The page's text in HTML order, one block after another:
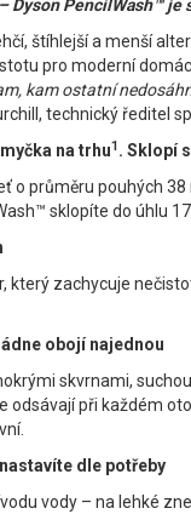
Dyson PencilWash™
štíhlejší a menší
pro moderní
kam ostatní
technický ředitel
na trhu1. Sklopí
o průměru pouhých
sklopíte do úhlu
který zachycuje
obojí najednou
skvrnami,
odsávají při každém
dle potřeby
vody – na lehké